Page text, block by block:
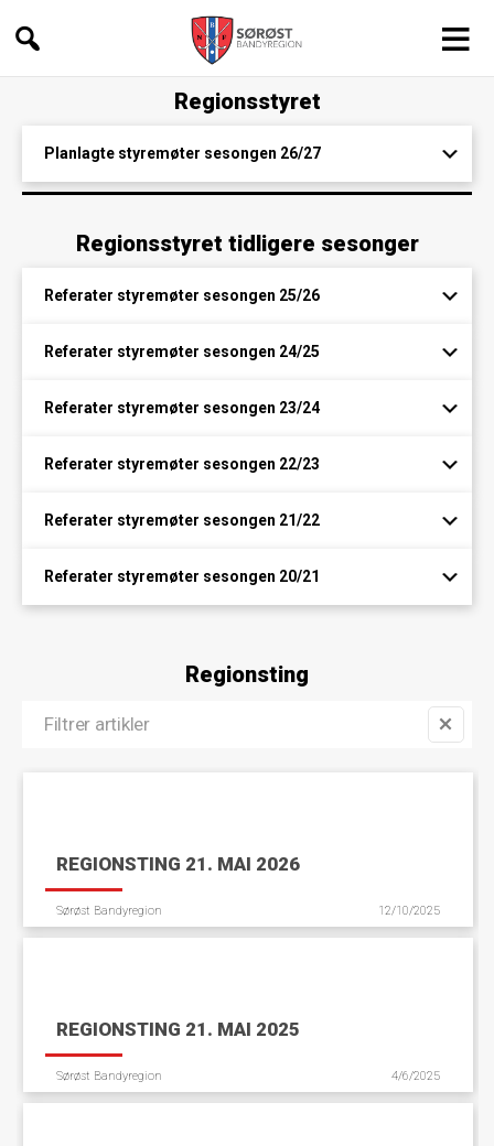
Sørøst
Bandyregion
Regionsstyret
Planlagte styremøter sesongen 26/27
Regionsstyret tidligere sesonger
Referater styremøter sesongen 25/26
Referater styremøter sesongen 24/25
Referater styremøter sesongen 23/24
Referater styremøter sesongen 22/23
Referater styremøter sesongen 21/22
Referater styremøter sesongen 20/21
Regionsting
REGIONSTING 21. MAI 2026
Sørøst Bandyregion 12/10/2025
REGIONSTING 21. MAI 2025
Sørøst Bandyregion 4/6/2025